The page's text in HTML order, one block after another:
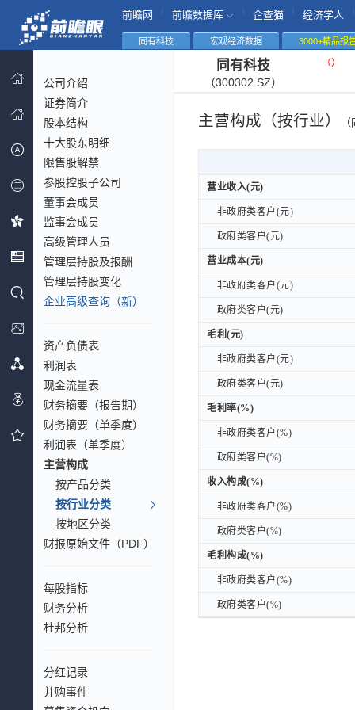
前瞻网 前瞻数据库 企查猫 经济学人
同有科技 宏观经济数据 3000+精品报
公司介绍
证券简介
股本结构
十大股东明细
限售股解禁
参股控股子公司
董事会成员
监事会成员
高级管理人员
管理层持股及报酬
管理层持股变化
企业高级查询（新）
资产负债表
利润表
现金流量表
财务摘要（报告期）
财务摘要（单季度）
利润表（单季度）
主营构成
按产品分类
按行业分类
按地区分类
财报原始文件（PDF）
每股指标
财务分析
杜邦分析
分红记录
并购事件
同有科技
（300302.SZ）
（）
主营构成（按行业）
营业收入(元)
非政府类客户(元)
政府类客户(元)
营业成本(元)
非政府类客户(元)
政府类客户(元)
毛利(元)
非政府类客户(元)
政府类客户(元)
毛利率(%)
非政府类客户(%)
政府类客户(%)
收入构成(%)
非政府类客户(%)
政府类客户(%)
毛利构成(%)
非政府类客户(%)
政府类客户(%)
营业收入(元)
非政府类客户(元)
政府类客户(元)
营业成本(元)
非政府类客户(元)
政府类客户(元)
毛利(元)
非政府类客户(元)
政府类客户(元)
毛利率(%)
非政府类客户(%)
政府类客户(%)
收入构成(%)
非政府类客户(%)
政府类客户(%)
毛利构成(%)
非政府类客户(%)
政府类客户(%)